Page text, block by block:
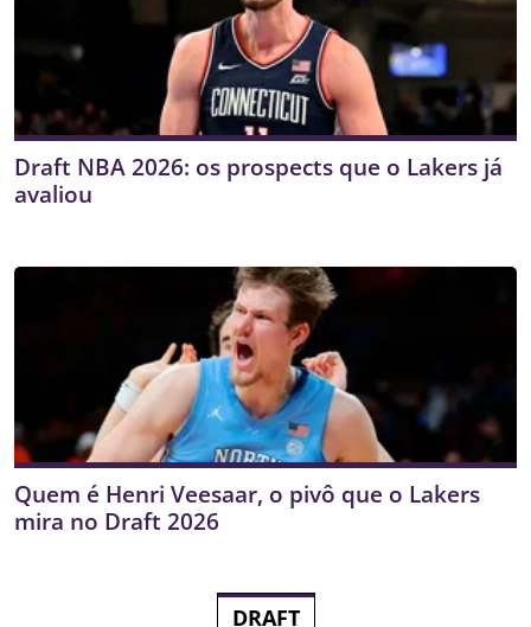
Draft NBA 2026: os prospects que o Lakers já
avaliou
Quem é Henri Veesaar, o pivô que o Lakers
mira no Draft 2026
DRAFT